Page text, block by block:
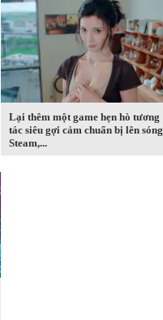
Lại thêm một game hẹn hò tương
tác siêu gợi cảm chuẩn bị lên sóng
Steam,...